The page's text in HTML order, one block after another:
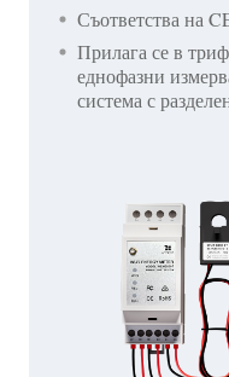
Съответства на
Прилага се в
еднофазни
система с